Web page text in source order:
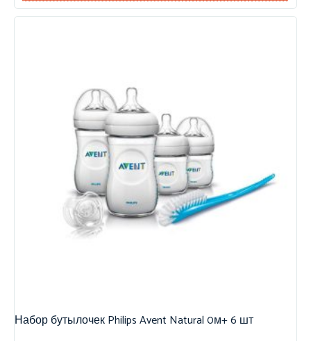
Набор бутылочек Philips Avent Natural 0м+ 6 шт